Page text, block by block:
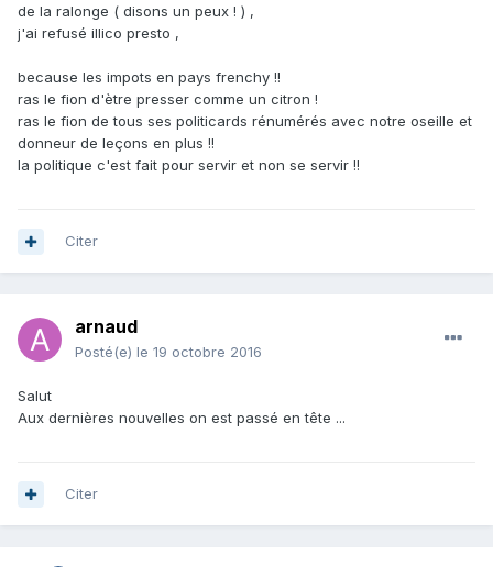
de la ralonge ( disons un peux ! ) ,
j'ai refusé illico presto ,
because les impots en pays frenchy !!
ras le fion d'ètre presser comme un citron !
ras le fion de tous ses politicards rénumérés avec notre oseille et
donneur de leçons en plus !!
la politique c'est fait pour servir et non se servir !!
Citer
arnaud
Posté(e) le 19 octobre 2016
Salut
Aux dernières nouvelles on est passé en tête ...
Citer